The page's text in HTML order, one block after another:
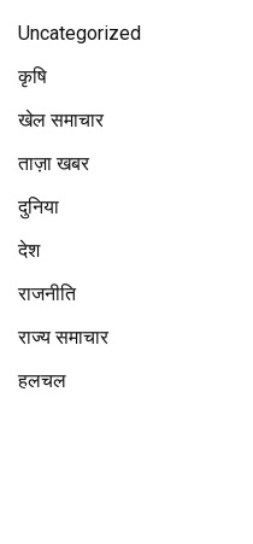
Uncategorized
कृषि
खेल समाचार
ताज़ा खबर
दुनिया
देश
राजनीति
राज्य समाचार
हलचल